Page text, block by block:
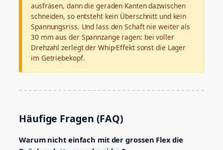
ausfräsen, dann die geraden Kanten dazwischen
schneiden, so entsteht kein Überschnitt und kein
Spannungsriss. Und lass den Schaft nie weiter als
30 mm aus der Spannzange ragen: bei voller
Drehzahl zerlegt der Whip-Effekt sonst die Lager
im Getriebekopf.
Häufige Fragen (FAQ)
Warum nicht einfach mit der grossen Flex die